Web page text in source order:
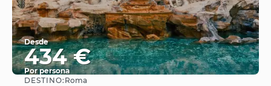
Desde
434 €
Por persona
DESTINO: Roma